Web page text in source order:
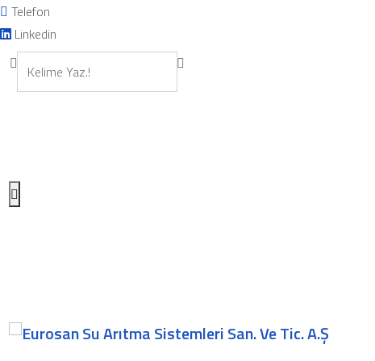
Telefon
Linkedin